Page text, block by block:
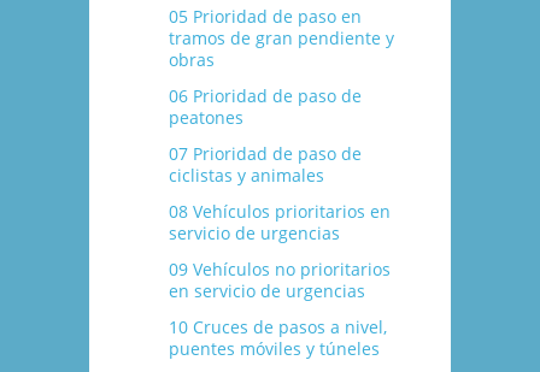
05 Prioridad de paso en
tramos de gran pendiente y
obras
06 Prioridad de paso de
peatones
07 Prioridad de paso de
ciclistas y animales
08 Vehí­culos prioritarios en
servicio de urgencias
09 Vehí­culos no prioritarios
en servicio de urgencias
10 Cruces de pasos a nivel,
puentes móviles y túneles